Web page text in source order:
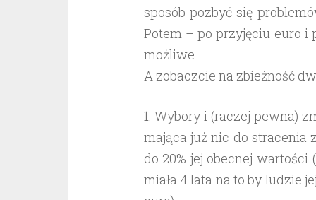
sposób pozbyć się
Potem – po przyjęciu euro i
możliwe.
A zobaczcie na zbieżność
1. Wybory i (raczej pewna)
mająca już nic do stracenia
do 20% jej obecnej
miała 4 lata na to by ludzie